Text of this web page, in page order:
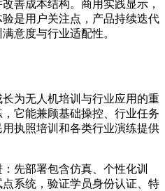
善成本结构。商用实践显示，
是用户关注点，产品持续迭代
意度与行业适配性。
为无人机培训与行业应用的重
它能兼顾基础操控、行业任务
执照培训和各类行业演练提供
先部署包含仿真、个性化训
系统，验证学员身份认证、特